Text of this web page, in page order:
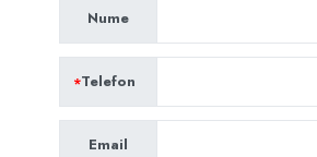
Nume
Telefon
Email